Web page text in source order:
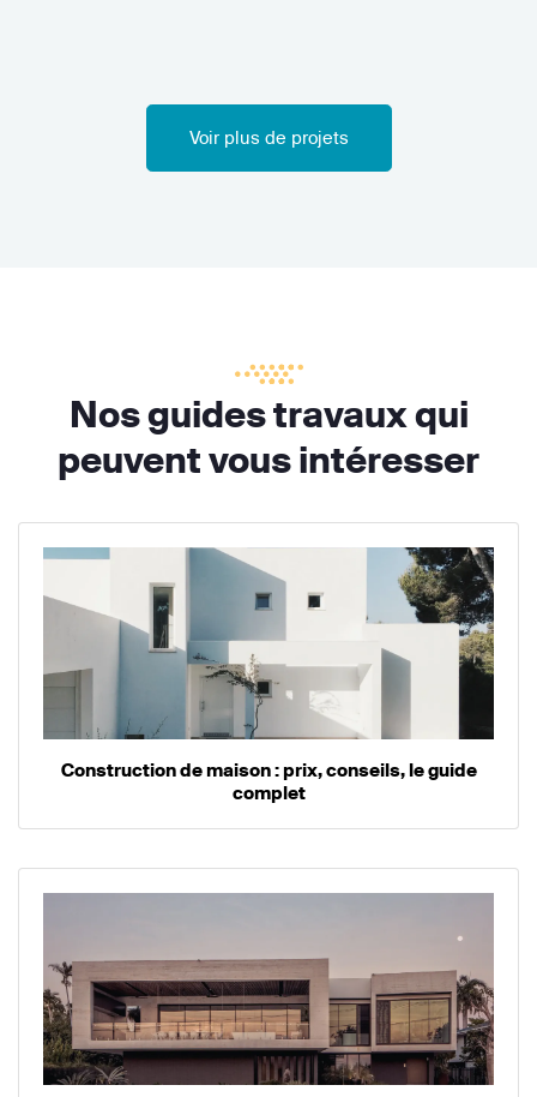
Voir plus de projets
Nos guides travaux qui
peuvent vous intéresser
Construction de maison : prix, conseils, le guide
complet